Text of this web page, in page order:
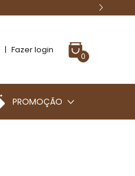
| Fazer login
0
PROMOÇÃO